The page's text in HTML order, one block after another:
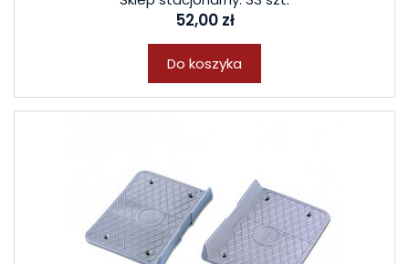
52,00 zł
Do koszyka